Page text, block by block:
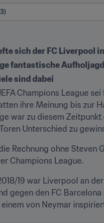
sich der FC Liverpool
fantastische
sind dabei
Champions League
ihre Meinung bis zur
war zu diesem
Unterschied zu
Rechnung ohne
Champions League.
19 war Liverpool an
gegen den FC
von Neymar